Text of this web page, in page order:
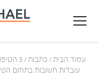
עמוד הבית/ כתבות/
עובדות חשובות בתחום